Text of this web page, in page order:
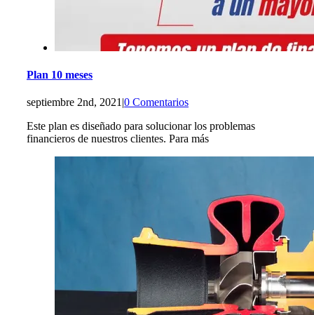
Plan 10 meses
septiembre 2nd, 2021 |0 Comentarios
Este plan es diseñado para solucionar los problemas
financieros de nuestros clientes. Para más